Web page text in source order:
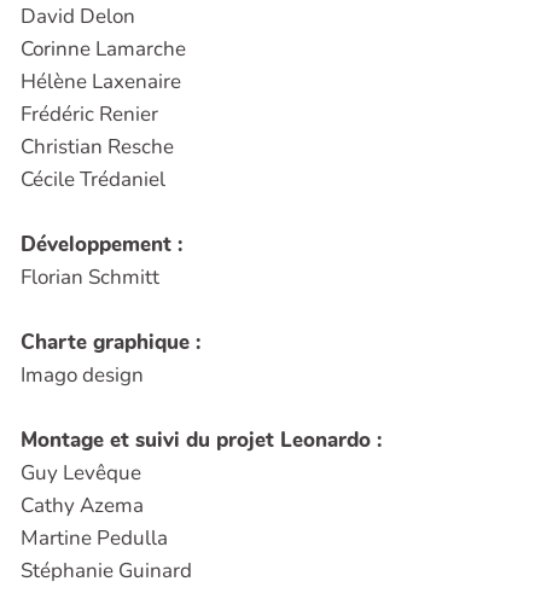
David Delon
Corinne Lamarche
Hélène Laxenaire
Frédéric Renier
Christian Resche
Cécile Trédaniel
Développement :
Florian Schmitt
Charte graphique :
Imago design
Montage et suivi du projet Leonardo :
Guy Levêque
Cathy Azema
Martine Pedulla
Stéphanie Guinard